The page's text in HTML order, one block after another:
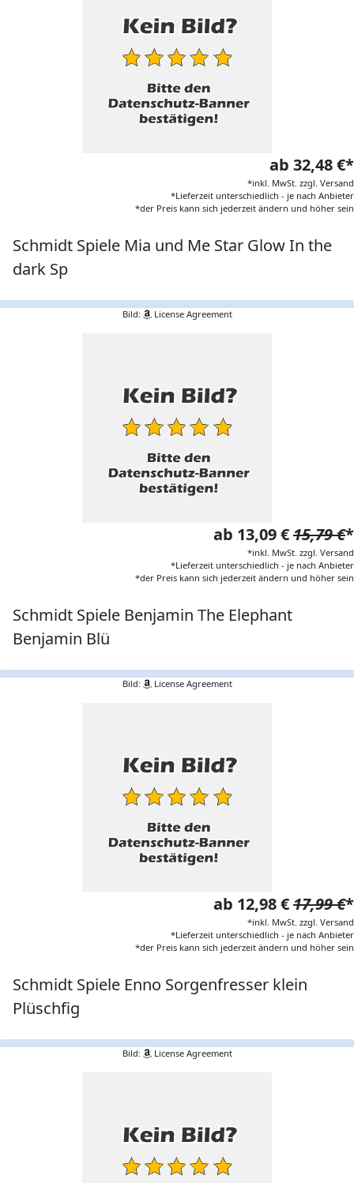
ab 32,48 €*
*inkl. MwSt. zzgl. Versand
*Lieferzeit unterschiedlich - je nach Anbieter
*der Preis kann sich jederzeit ändern und höher sein
Schmidt Spiele Mia und Me Star Glow In the
dark Sp
Bild: License Agreement
ab 13,09 €15,79 €*
*inkl. MwSt. zzgl. Versand
*Lieferzeit unterschiedlich - je nach Anbieter
*der Preis kann sich jederzeit ändern und höher sein
Schmidt Spiele Benjamin The Elephant
Benjamin Blü
Bild: License Agreement
ab 12,98 €17,99 €*
*inkl. MwSt. zzgl. Versand
*Lieferzeit unterschiedlich - je nach Anbieter
*der Preis kann sich jederzeit ändern und höher sein
Schmidt Spiele Enno Sorgenfresser klein
Plüschfig
Bild: License Agreement